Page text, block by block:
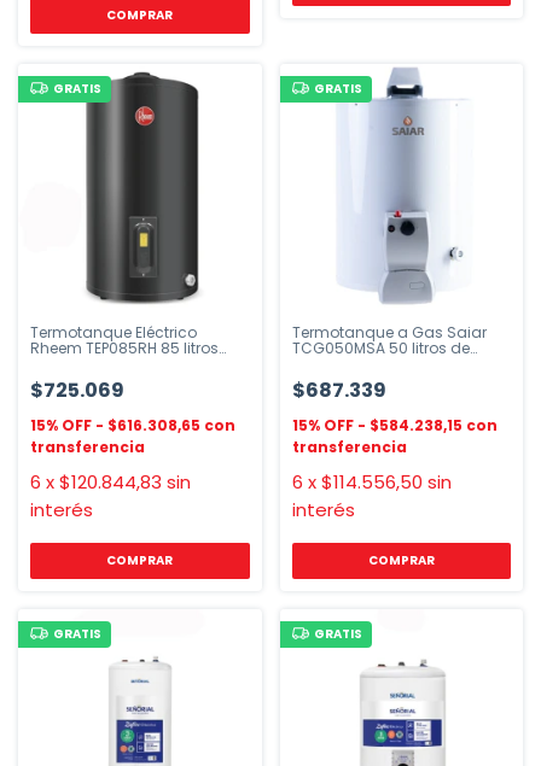
COMPRAR
GRATIS
Termotanque Eléctrico
Rheem TEP085RH 85 litros
$725.069
$616.308,65
6 x$120.844,83 sin
interés
GRATIS
Termotanque a Gas Saiar
TCG050MSA 50 litros de
$687.339
$584.238,15
6 x$114.556,50 sin
interés
GRATIS GRATIS